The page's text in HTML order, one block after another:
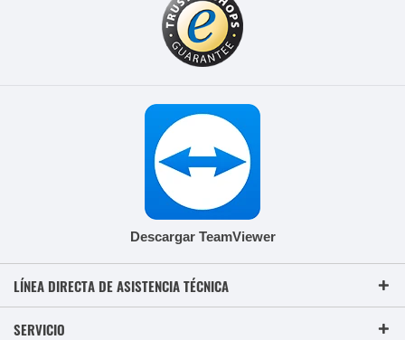
Descargar TeamViewer
LÍNEA DIRECTA DE ASISTENCIA TÉCNICA
SERVICIO